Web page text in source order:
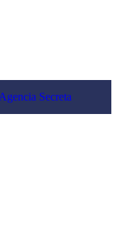
Agencia Secreta